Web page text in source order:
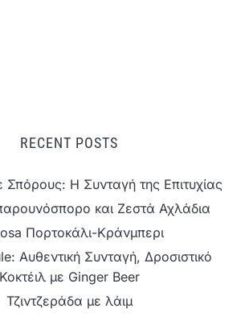
RECENT POSTS
Η Συνταγή της Επιτυχίας
και Ζεστά Αχλάδια
Πορτοκάλι-Κράνμπερι
Αυθεντική Συνταγή, Δροσιστικό
Κοκτέιλ με Ginger Beer
Τζιντζεράδα με λάιμ